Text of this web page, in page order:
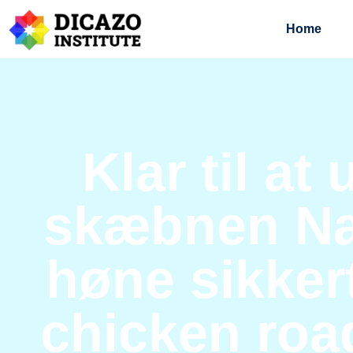
Home
Klar til at
skæbnen
høne
chicken